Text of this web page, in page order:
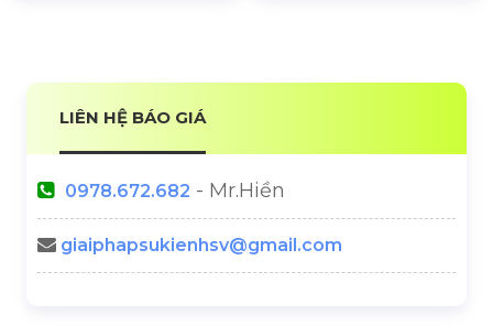
THÔNG TIN LIÊN HỆ HSV MEDIA
Hotline:0978.672.682
Website:https://hsvmedia.vn/
Địa Chỉ:184/20 Lê Đình Cẩn, Phường Tân Tạo,